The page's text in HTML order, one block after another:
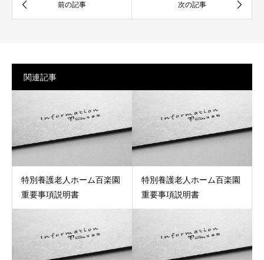
関連記事
特別養護老人ホーム百楽園
重要事項説明書
特別養護老人ホーム百楽園
重要事項説明書